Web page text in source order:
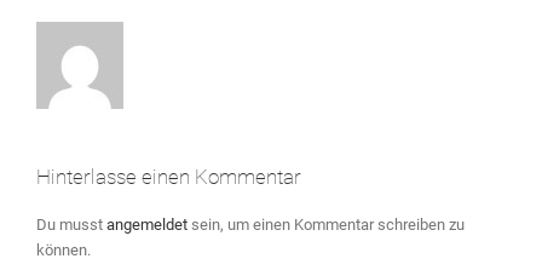
Hinterlasse einen Kommentar
Du musst angemeldet sein, um einen Kommentar schreiben zu
können.